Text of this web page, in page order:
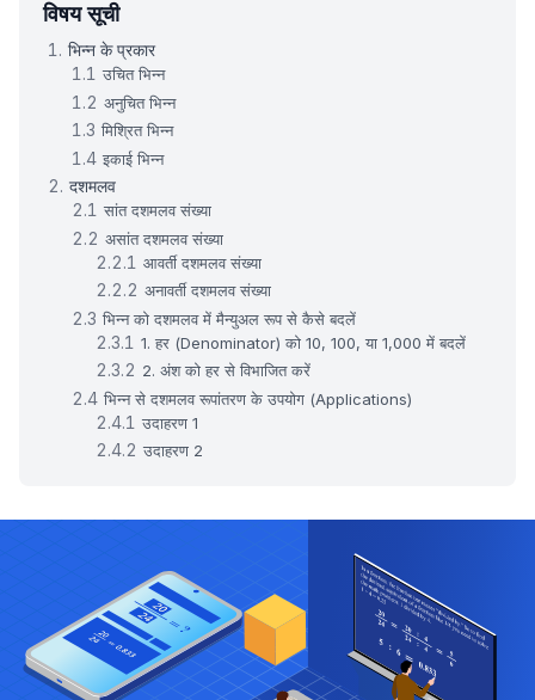
विषय सूची
भिन्न के प्रकार
उचित भिन्न
अनुचित भिन्न
मिश्रित भिन्न
इकाई भिन्न
दशमलव
सांत दशमलव संख्या
असांत दशमलव संख्या
आवर्ती दशमलव संख्या
अनावर्ती दशमलव संख्या
भिन्न को दशमलव में मैन्युअल रूप से कैसे बदलें
1. हर (Denominator) को 10, 100, या 1,000 में बदलें
2. अंश को हर से विभाजित करें
भिन्न से दशमलव रूपांतरण के उपयोग (Applications)
उदाहरण 1
उदाहरण 2